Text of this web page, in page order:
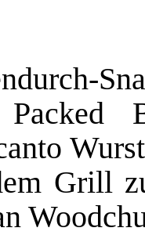
Packed
Grill